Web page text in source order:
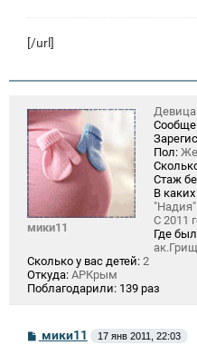
[/url]
мики11
Пол:
Стаж
В
С 2011
Где
Сколько у вас детей: 2
Откуда: АРКрым
Поблагодарили: 139 раз
Смики11 17 янв 2011, 22:03